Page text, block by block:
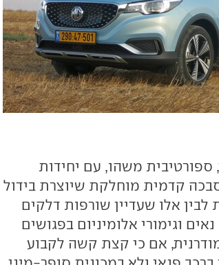
ספורטיבית משהו, עם יחידות
קדמית מוחלקת שיוצרת בידול
אלו שעדיין שורפות דלקים
וגימורי אלומיניום בפגושים
אם כי קצת קשה לקבוע